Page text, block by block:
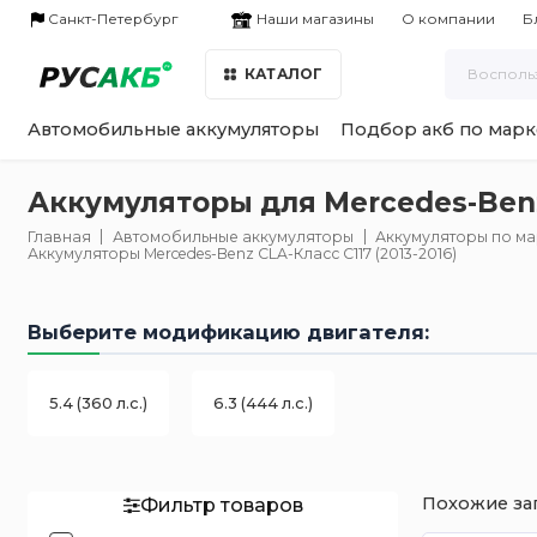
Санкт-Петербург Наши магазины О компании
КАТАЛОГ
Автомобильные аккумуляторы Подбор акб по
Аккумуляторы для Mercedes-
Главная Автомобильные аккумуляторы Аккумуляторы по
Аккумуляторы Mercedes-Benz CLA-Класс C117 (2013-2016)
Выберите модификацию двигателя:
5.4 (360 л.с.) 6.3 (444 л.с.)
Фильтр товаров Похожие